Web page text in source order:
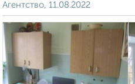
Агентство, 11.08.2022